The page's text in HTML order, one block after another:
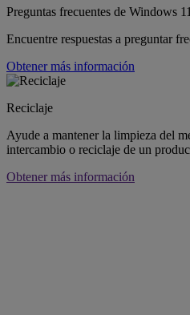
Preguntas frecuentes de Windows 11
Encuentre respuestas a preguntar
Obtener más información
Reciclaje
Ayude a mantener la limpieza del
intercambio o reciclaje de un
Obtener más información